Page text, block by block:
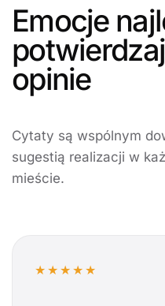
Emocje
opinie
Cytaty są wspólnym
sugestią realizacji w
mieście.
★★★★★